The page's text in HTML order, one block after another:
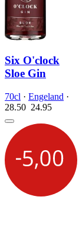
Six O'clock
Sloe Gin
70cl · Engeland ·
28.50 24.95